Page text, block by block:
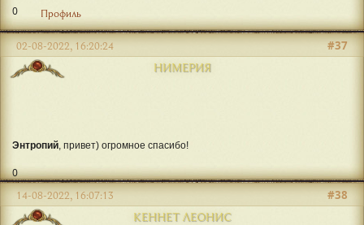
0 Профиль
НИМЕРИЯ
#37
02-08-2022, 16:20:24
Энтропий, привет) огромное спасибо!
0
КЕННЕТ ЛЕОНИС
#38
14-08-2022, 16:07:13